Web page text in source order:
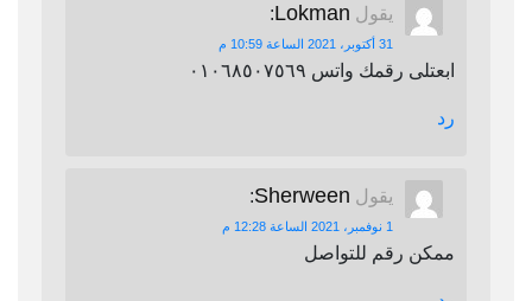
يقول Lokman
:
31 أكتوبر، 2021 الساعة 10:59 م
ابعتلى رقمك واتس ٠١٠٦٨٥٠٧٥٦٩
رد
يقول Sherween
:
1 نوفمبر، 2021 الساعة 12:28 م
ممكن رقم للتواصل